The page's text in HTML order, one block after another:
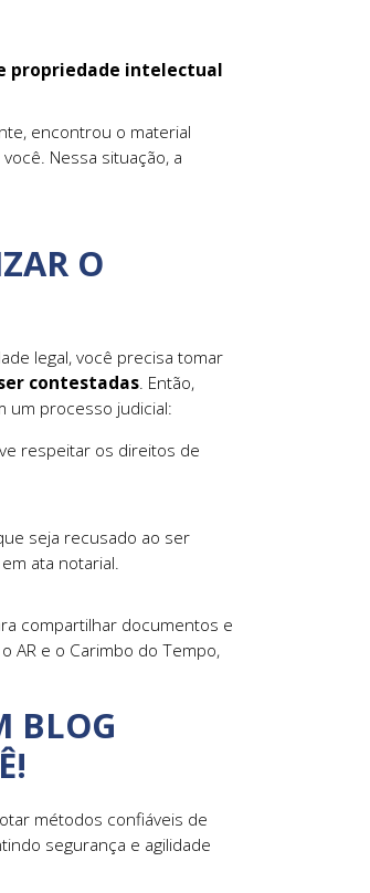
propriedade intelectual
encontrou o material
Nessa situação, a
O
legal, você precisa tomar
contestadas. Então,
um processo judicial:
respeitar os direitos de
seja recusado ao ser
ata notarial.
compartilhar documentos e
AR e o Carimbo do Tempo,
BLOG
métodos confiáveis de
segurança e agilidade